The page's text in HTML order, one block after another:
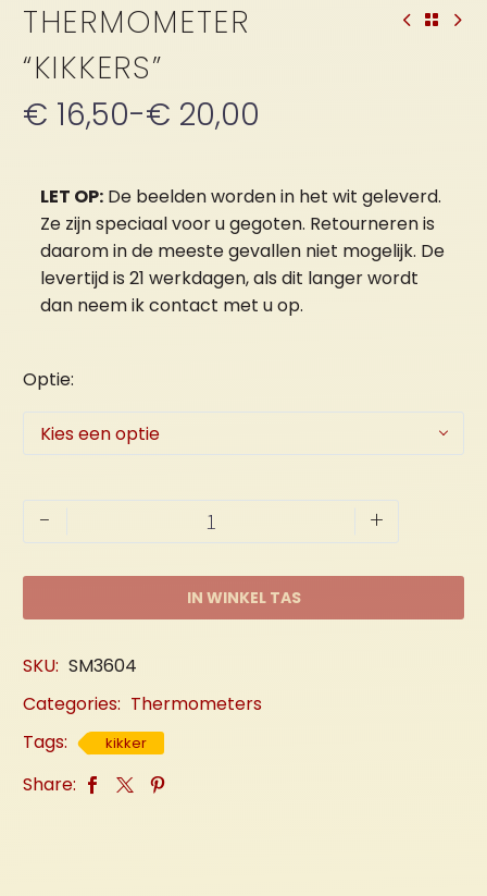
THERMOMETER
“KIKKERS”
€ 16,50-€ 20,00
Prijsklasse:
tot
€ 20,00
LET OP: De beelden worden in het wit geleverd.
Ze zijn speciaal voor u gegoten. Retourneren is
daarom in de meeste gevallen niet mogelijk. De
levertijd is 21 werkdagen, als dit langer wordt
dan neem ik contact met u op.
Optie
Kies een optie
-
Thermometer
+
IN WINKEL TAS
SKU: SM3604
Categories: Thermometers
Tags:
kikker
Share: